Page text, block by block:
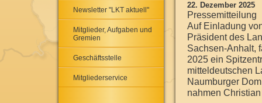
Newsletter "LKT aktuell"
Mitglieder, Aufgaben und
Gremien
Geschäftsstelle
Mitgliederservice
22. Dezember 2025
Pressemitteilung
Auf Einladung
Präsident des
Sachsen-Anhalt,
2025 ein
mitteldeutschen
Naumburger
nahmen